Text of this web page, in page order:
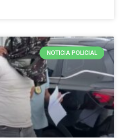
NOTICIA POLICIAL